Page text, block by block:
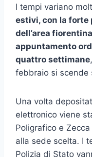
I tempi variano
estivi, con la
dell’area
appuntamento
quattro settimane
febbraio si scende
Una volta
elettronico viene
Poligrafico e
alla sede scelta. I
Polizia di Stato